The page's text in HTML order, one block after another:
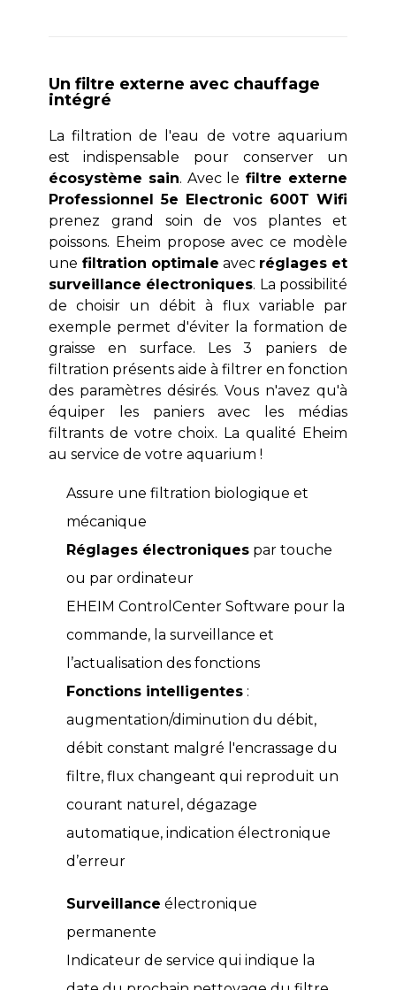
Un filtre externe avec chauffage
intégré
La filtration de l'eau de votre aquarium
est indispensable pour conserver un
écosystème sain. Avec le filtre externe
Professionnel 5e Electronic 600T Wifi
prenez grand soin de vos plantes et
poissons. Eheim propose avec ce modèle
une filtration optimale avec réglages et
surveillance électroniques. La possibilité
de choisir un débit à flux variable par
exemple permet d'éviter la formation de
graisse en surface. Les 3 paniers de
filtration présents aide à filtrer en fonction
des paramètres désirés. Vous n'avez qu'à
équiper les paniers avec les médias
filtrants de votre choix. La qualité Eheim
au service de votre aquarium !
Assure une filtration biologique et
mécanique
Réglages électroniquespar touche
ou par ordinateur
EHEIM ControlCenter Software pour la
commande, la surveillance et
l’actualisation des fonctions
Fonctions intelligentes:
augmentation/diminution du débit,
débit constant malgré l'encrassage du
filtre, flux changeant qui reproduit un
courant naturel, dégazage
automatique, indication électronique
d’erreur
Surveillance électronique
permanente
Indicateur de service qui indique la